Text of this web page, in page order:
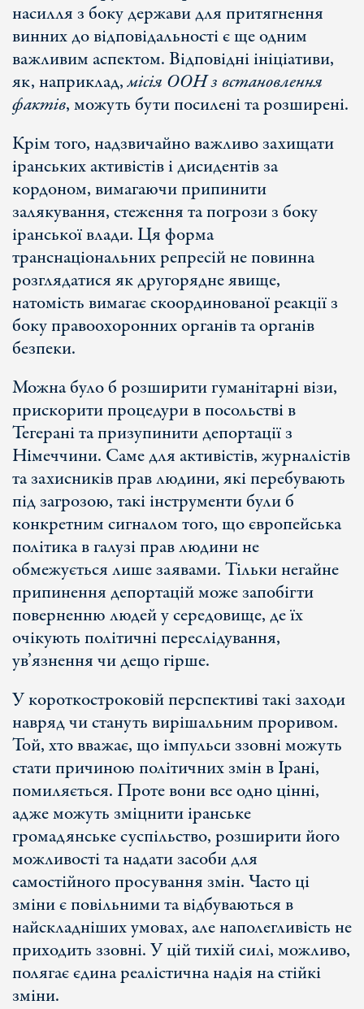
насилля з боку держави для притягнення
винних до відповідальності є ще одним
важливим аспектом. Відповідні ініціативи,
як, наприклад,місія ООН з встановлення
фактів, можуть бути посилені та розширені.
Крім того, надзвичайно важливо захищати
іранських активістів і дисидентів за
кордоном, вимагаючи припинити
залякування, стеження та погрози з боку
іранської влади. Ця форма
транснаціональних репресій не повинна
розглядатися як другорядне явище,
натомість вимагає скоординованої реакції з
боку правоохоронних органів та органів
безпеки.
Можна було б розширити гуманітарні візи,
прискорити процедури в посольстві в
Тегерані та призупинити депортації з
Німеччини. Саме для активістів, журналістів
та захисників прав людини, які перебувають
під загрозою, такі інструменти були б
конкретним сигналом того, що європейська
політика в галузі прав людини не
обмежується лише заявами. Тільки негайне
припинення депортацій може запобігти
поверненню людей у середовище, де їх
очікують політичні переслідування,
ув’язнення чи дещо гірше.
У короткостроковій перспективі такі заходи
навряд чи стануть вирішальним проривом.
Той, хто вважає, що імпульси ззовні можуть
стати причиною політичних змін в Ірані,
помиляється. Проте вони все одно цінні,
адже можуть зміцнити іранське
громадянське суспільство, розширити його
можливості та надати засоби для
самостійного просування змін. Часто ці
зміни є повільними та відбуваються в
найскладніших умовах, але наполегливість не
приходить ззовні. У цій тихій силі, можливо,
полягає єдина реалістична надія на стійкі
зміни.